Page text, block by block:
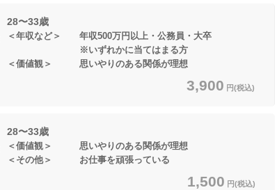
28〜33歳
＜年収など＞ 年収500万円以上・公務員・大卒
※いずれかに当てはまる方
＜価値観＞ 思いやりのある関係が理想
3,900 円(税込)
28〜33歳
＜価値観＞ 思いやりのある関係が理想
＜その他＞ お仕事を頑張っている
1,500 円(税込)